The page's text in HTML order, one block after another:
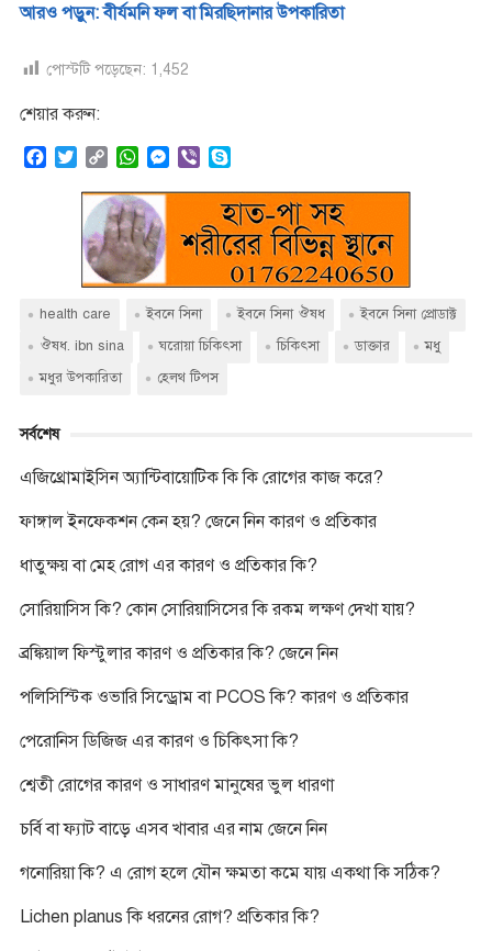
আরও পড়ুন: বীর্যমনি ফল বা মিরছিদানার উপকারিতা
পোস্টটি পড়েছেন: 1,452
শেয়ার করুন:
k
t
e
r
p
y
L
i
n
k
W
a
t
s
A
p
p
M
s
g
e
V
e
r
y
p
e
health care ইবনে সিনা ইবনে সিনা ঔষধ
ইবনে সিনা প্রোডাক্ট
ঔষধ. ibn sina
ঘরোয়া চিকিৎসা চিকিৎসা ডাক্তার
মধু
মধুর উপকারিতা
হেলথ টিপস
সর্বশেষ
এজিথ্রোমাইসিন অ্যান্টিবায়োটিক কি কি রোগের কাজ করে?
ফাঙ্গাল ইনফেকশন কেন হয়? জেনে নিন কারণ ও প্রতিকার
ধাতুক্ষয় বা মেহ রোগ এর কারণ ও প্রতিকার কি?
সোরিয়াসিস কি? কোন সোরিয়াসিসের কি রকম লক্ষণ দেখা যায়?
ব্রঙ্কিয়াল ফিস্টুলার কারণ ও প্রতিকার কি? জেনে নিন
পলিসিস্টিক ওভারি সিন্ড্রোম বা PCOS কি? কারণ ও প্রতিকার
পেরোনিস ডিজিজ এর কারণ ও চিকিৎসা কি?
শ্বেতী রোগের কারণ ও সাধারণ মানুষের ভুল ধারণা
চর্বি বা ফ্যাট বাড়ে এসব খাবার এর নাম জেনে নিন
গনোরিয়া কি? এ রোগ হলে যৌন ক্ষমতা কমে যায় একথা কি সঠিক?
Lichen planus কি ধরনের রোগ? প্রতিকার কি?